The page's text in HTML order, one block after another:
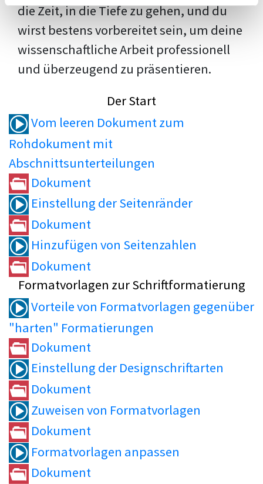
die Zeit, in die Tiefe zu gehen, und du
wirst bestens vorbereitet sein, um deine
wissenschaftliche Arbeit professionell
und überzeugend zu präsentieren.
Der Start
Vom leeren Dokument zum
Rohdokument mit
Abschnittsunterteilungen
Dokument
Einstellung der Seitenränder
Dokument
Hinzufügen von Seitenzahlen
Dokument
Formatvorlagen zur Schriftformatierung
Vorteile von Formatvorlagen gegenüber
"harten" Formatierungen
Dokument
Einstellung der Designschriftarten
Dokument
Zuweisen von Formatvorlagen
Dokument
Formatvorlagen anpassen
Dokument